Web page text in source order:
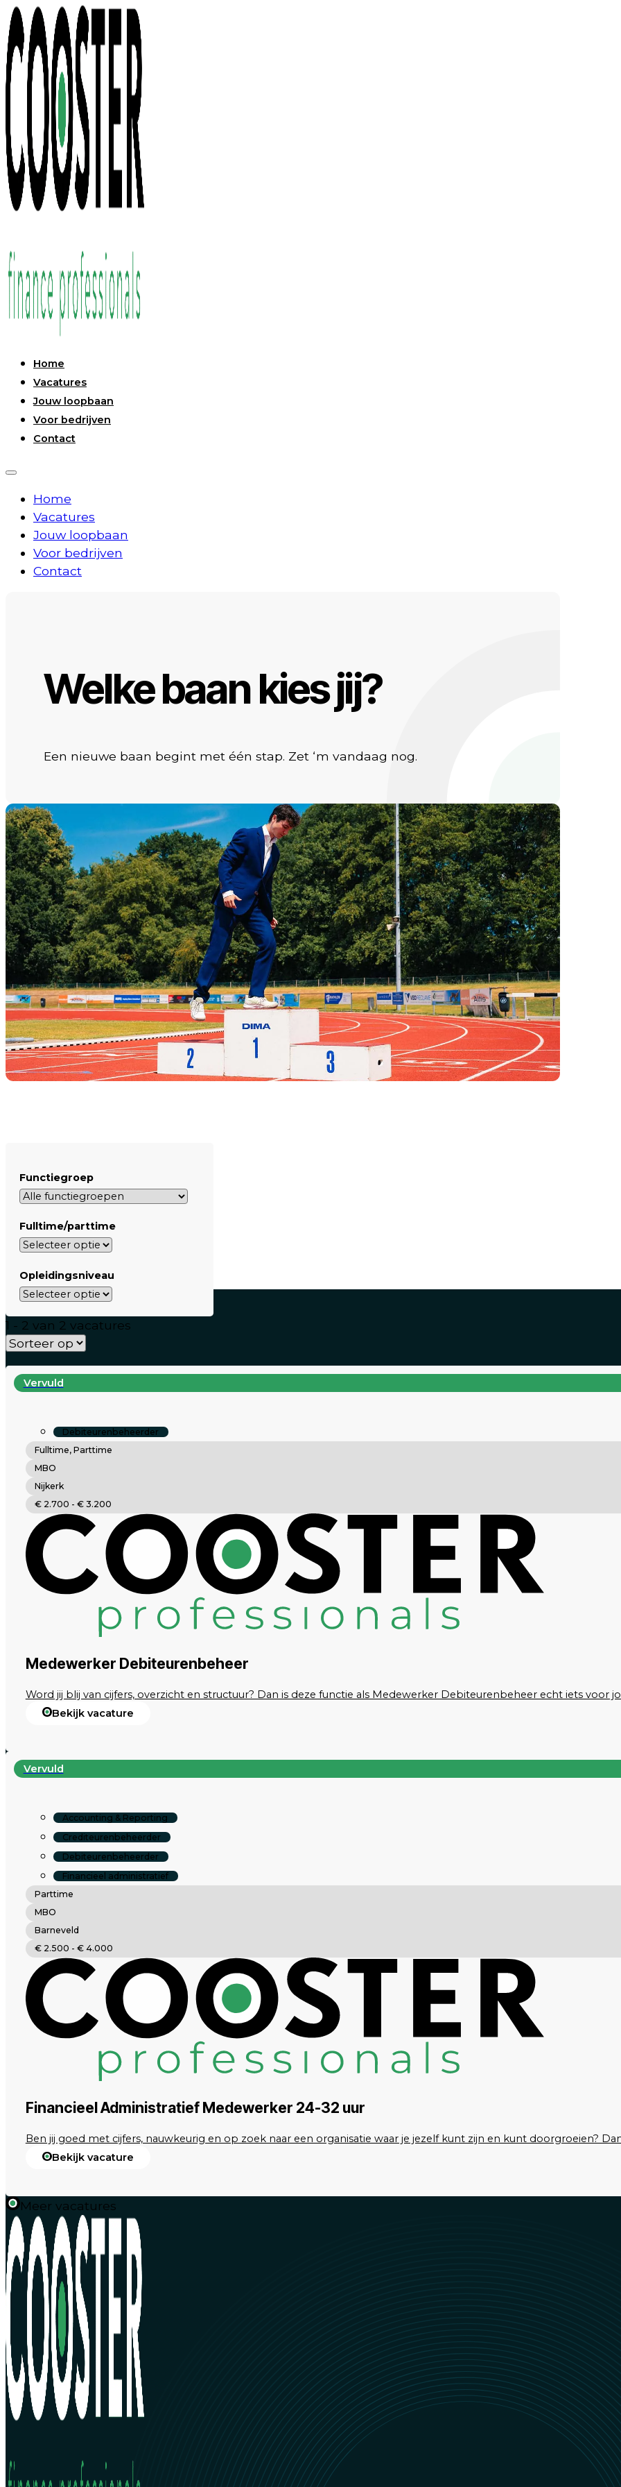
Home
Vacatures
Jouw loopbaan
Voor bedrijven
Contact
Home
Vacatures
Jouw loopbaan
Voor bedrijven
Contact
Welke baan kies jij?
Een nieuwe baan begint met één stap. Zet ‘m vandaag nog.
Functiegroep
Fulltime/parttime
Opleidingsniveau
1 - 2 van 2 vacatures
Vervuld
Debiteurenbeheerder
Fulltime, Parttime
MBO
Nijkerk
€ 2.700 - € 3.200
Medewerker Debiteurenbeheer
Word jij blij van cijfers, overzicht en structuur? Dan is deze functie als Medewerker Debiteurenbeheer echt iets voor
Bekijk vacature
Vervuld
Accounting & Reporting
Crediteurenbeheerder
Debiteurenbeheerder
Financieel administratief
Parttime
MBO
Barneveld
€ 2.500 - € 4.000
Financieel Administratief Medewerker 24-32 uur
Ben jij goed met cijfers, nauwkeurig en op zoek naar een organisatie waar je jezelf kunt zijn en kunt doorgroeien?
Bekijk vacature
Meer vacatures